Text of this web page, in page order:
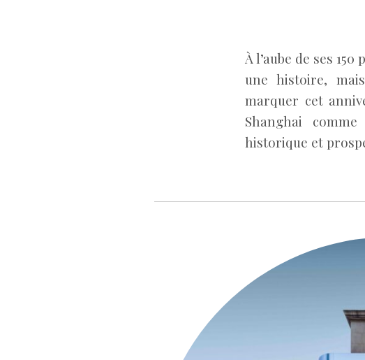
À l’aube de ses
une histoire,
marquer cet
Shanghai
historique et